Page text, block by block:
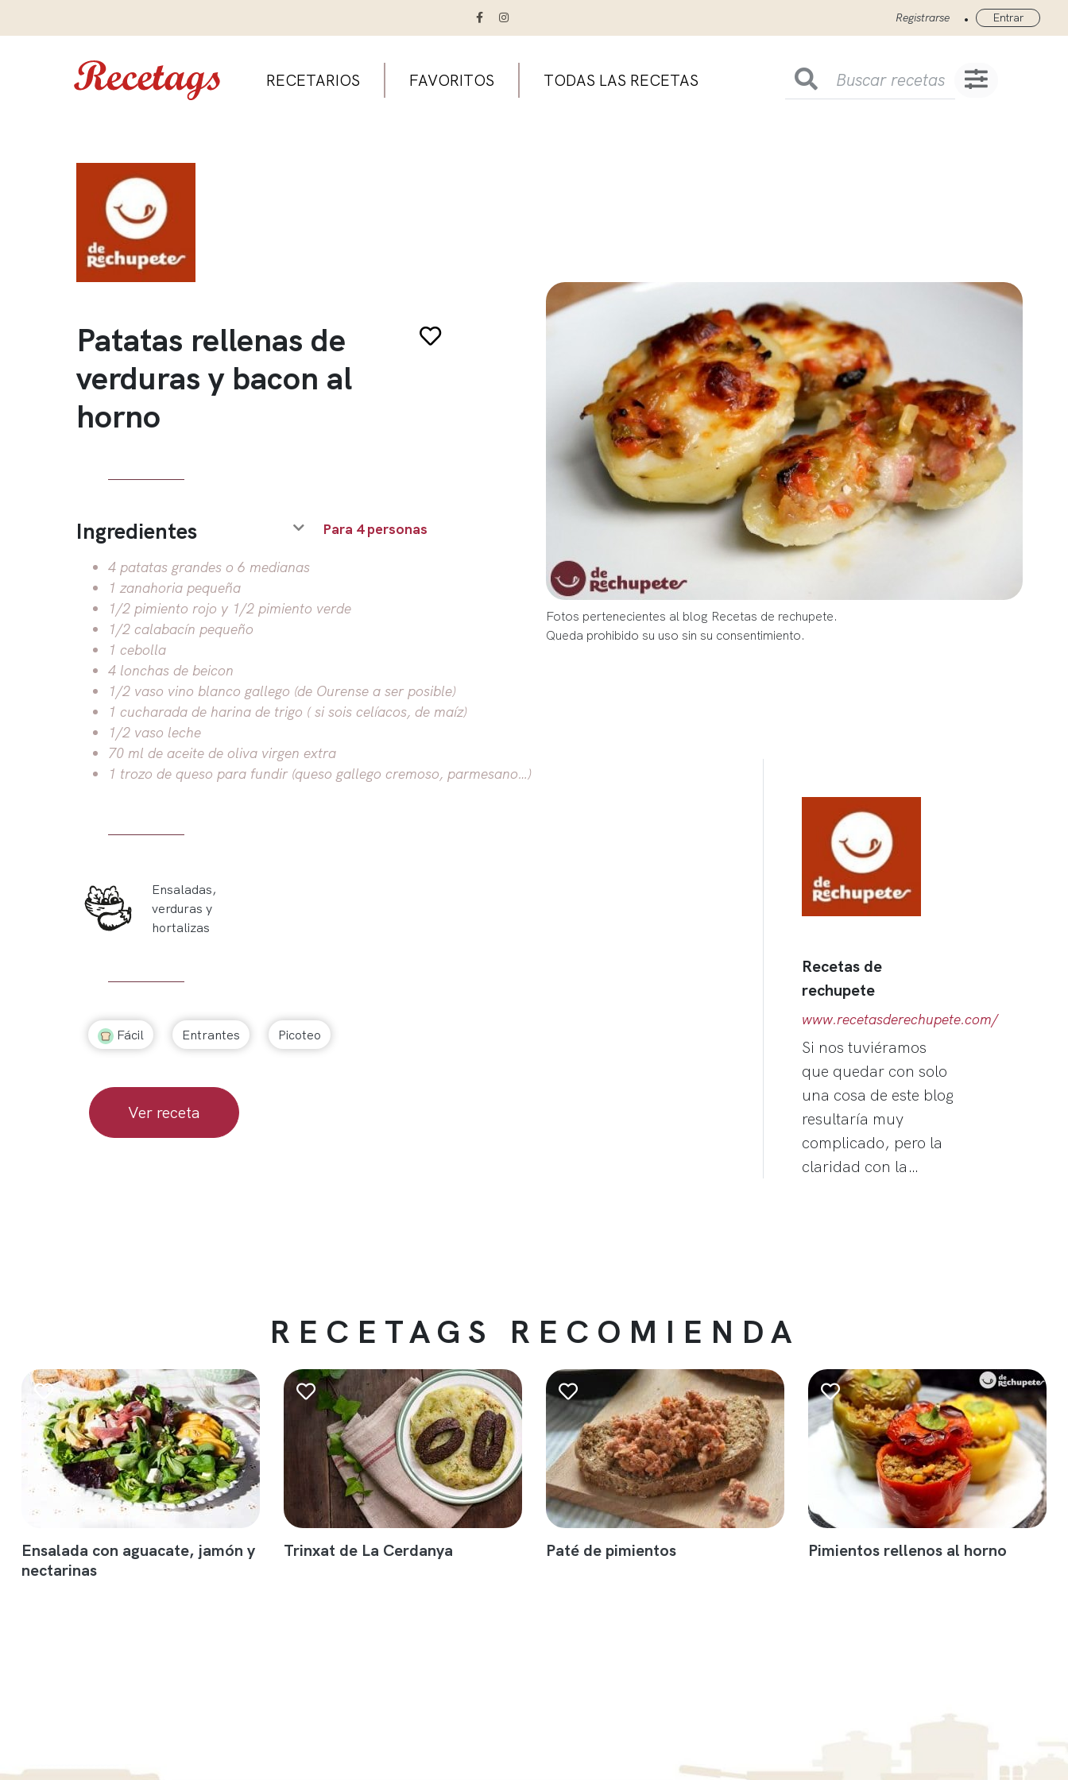
Registrarse • Entrar
RECETARIOS FAVORITOS TODAS LAS RECETAS
Patatas rellenas de
verduras y bacon al
horno
Ingredientes Para 4 personas
4 patatas grandes o 6 medianas
1 zanahoria pequeña
1/2 pimiento rojo y 1/2 pimiento verde
1/2 calabacín pequeño
1 cebolla
4 lonchas de beicon
1/2 vaso vino blanco gallego (de Ourense a ser posible)
1 cucharada de harina de trigo ( si sois celíacos, de maíz)
1/2 vaso leche
70 ml de aceite de oliva virgen extra
1 trozo de queso para fundir (queso gallego cremoso, parmesano…)
Ensaladas,
verduras y
hortalizas
Fácil Entrantes Picoteo
Ver receta
Fotos pertenecientes al blog Recetas de rechupete.
Queda prohibido su uso sin su consentimiento.
Recetas de
rechupete
www.recetasderechupete.com/
Si nos tuviéramos
que quedar con solo
una cosa de este blog
resultaría muy
complicado, pero la
claridad con la…
RECETAGS RECOMIENDA
Ensalada con aguacate, jamón y
nectarinas
Trinxat de La Cerdanya Paté de pimientos Pimientos rellenos al horno